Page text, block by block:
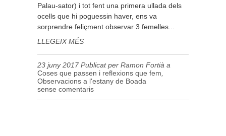
Palau-sator) i tot fent una primera ullada dels
ocells que hi poguessin haver, ens va
sorprendre feliçment observar 3 femelles...
LLEGEIX MÉS
23 juny 2017 Publicat per Ramon Fortià a
Coses que passen i reflexions que fem
Observacions a l'estany de Boada
sense comentaris